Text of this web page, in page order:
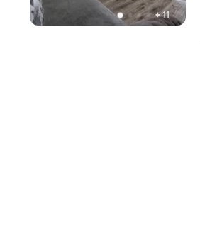
+11